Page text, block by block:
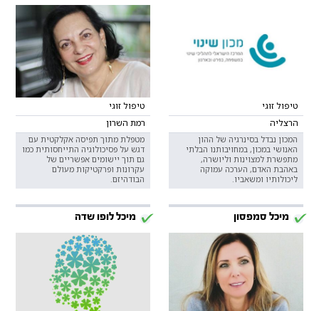
טיפול זוגי
הרצליה
המכון נבדל בסינרגיה של ההון
האנושי במכון, במחויבותנו הבלתי
מתפשרת למצוינות וליושרה,
באהבת האדם, הערכה עמוקה
ליכולותיו ומשאביו.
טיפול זוגי
רמת השרון
מטפלת מתוך תפיסה אקלקטית עם
דגש על פסיכולוגיה התייחסותית כמו
גם תוך יישומים אפשריים של
עקרונות ופרקטיקות מעולם
הבודהיזם.
מיכל סמפסון מיכל לופו שדה